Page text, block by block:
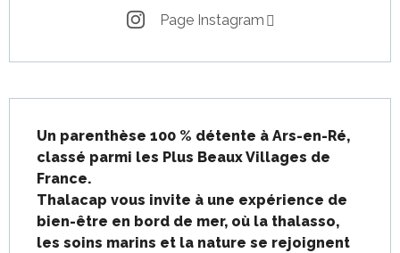
Page Instagram
Un parenthèse 100 % détente à Ars-en-Ré,
classé parmi les Plus Beaux Villages de
France.
Thalacap vous invite à une expérience de
bien-être en bord de mer, où la thalasso,
les soins marins et la nature se rejoignent